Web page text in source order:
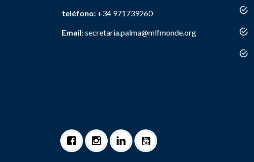
teléfono: +34 971739260
Email:secretaria.palma@mlfmonde.org